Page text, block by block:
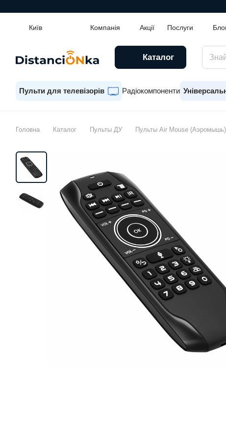
Київ Компанія Акції Послуги
Каталог
Пульти для телевізорів Радіокомпоненти
Головна Каталог Пульты ДУ Пульты Air Mouse (Аэромышь)